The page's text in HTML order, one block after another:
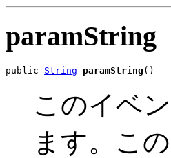
paramString
public String paramString ()
このイベ
ます。こ